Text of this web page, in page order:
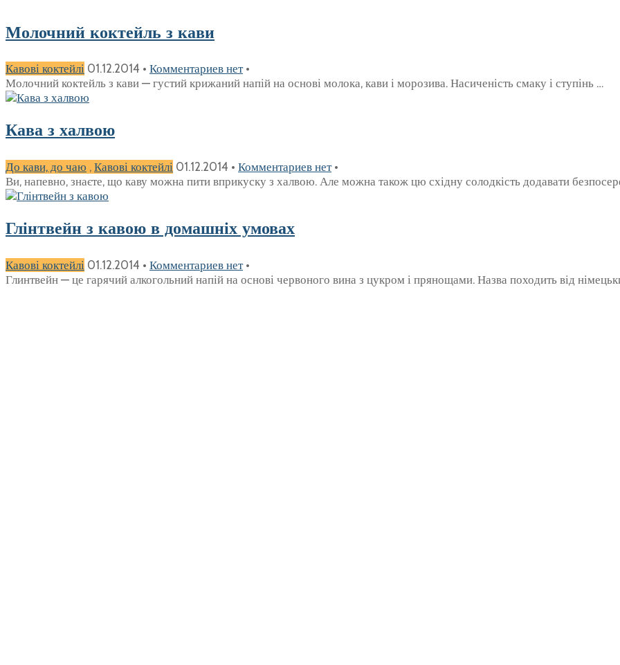
Молочний коктейль з кави
Кавові коктейлі 01.12.2014 • Комментариев нет•
Молочний коктейль з кави — густий крижаний напій на основі молока, кави і морозива. Насиченість смаку і ступінь …
Кава з халвою
До кави, до чаю , Кавові коктейлі 01.12.2014 • Комментариев нет•
Ви, напевно, знаєте, що каву можна пити вприкуску з халвою. Але можна також цю східну солодкість додавати
Глінтвейн з кавою в домашніх умовах
Кавові коктейлі 01.12.2014 • Комментариев нет•
Глинтвейн — це гарячий алкогольний напій на основі червоного вина з цукром і прянощами. Назва походить від